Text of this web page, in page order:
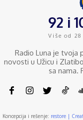
92 i
Više od
Radio Luna je tvoja
novosti u Užicu i
sa nama.
Koncepcija i rešenje: restore |